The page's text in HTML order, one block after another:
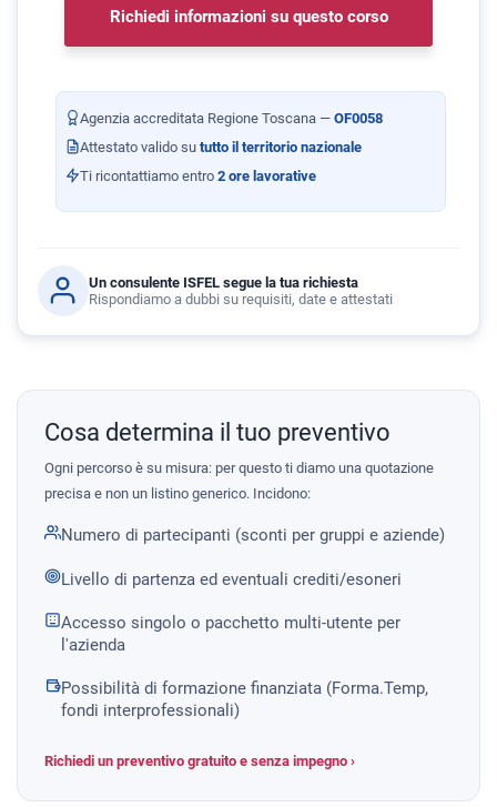
Richiedi informazioni su questo corso
Agenzia accreditata Regione Toscana — OF0058
Attestato valido su tutto il territorio nazionale
Ti ricontattiamo entro 2 ore lavorative
Un consulente ISFEL segue la tua richiesta
Rispondiamo a dubbi su requisiti, date e attestati
Cosa determina il tuo preventivo
Ogni percorso è su misura: per questo ti diamo una quotazione
precisa e non un listino generico. Incidono:
Numero di partecipanti (sconti per gruppi e aziende)
Livello di partenza ed eventuali crediti/esoneri
Accesso singolo o pacchetto multi-utente per
l'azienda
Possibilità di formazione finanziata (Forma.Temp,
fondi interprofessionali)
Richiedi un preventivo gratuito e senza impegno ›